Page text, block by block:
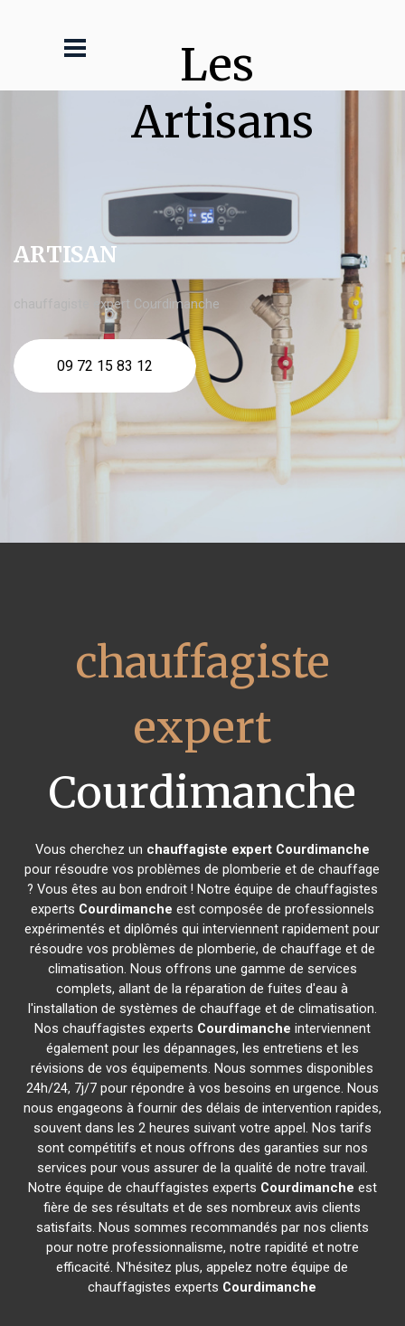
Les
Artisans
ARTISAN
chauffagiste expert Courdimanche
09 72 15 83 12
chauffagiste
expert
Courdimanche
Vous cherchez un chauffagiste expert Courdimanche
pour résoudre vos problèmes de plomberie et de chauffage
? Vous êtes au bon endroit ! Notre équipe de chauffagistes
experts Courdimanche est composée de professionnels
expérimentés et diplômés qui interviennent rapidement pour
résoudre vos problèmes de plomberie, de chauffage et de
climatisation. Nous offrons une gamme de services
complets, allant de la réparation de fuites d'eau à
l'installation de systèmes de chauffage et de climatisation.
Nos chauffagistes experts Courdimanche interviennent
également pour les dépannages, les entretiens et les
révisions de vos équipements. Nous sommes disponibles
24h/24, 7j/7 pour répondre à vos besoins en urgence. Nous
nous engageons à fournir des délais de intervention rapides,
souvent dans les 2 heures suivant votre appel. Nos tarifs
sont compétitifs et nous offrons des garanties sur nos
services pour vous assurer de la qualité de notre travail.
Notre équipe de chauffagistes experts Courdimanche est
fière de ses résultats et de ses nombreux avis clients
satisfaits. Nous sommes recommandés par nos clients
pour notre professionnalisme, notre rapidité et notre
efficacité. N'hésitez plus, appelez notre équipe de
chauffagistes experts Courdimanche